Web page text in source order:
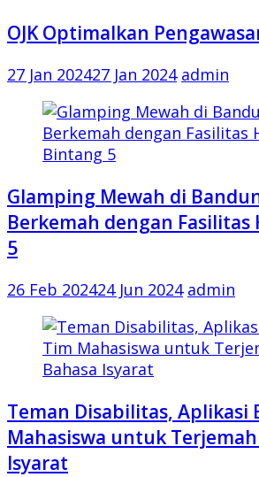
OJK Optimalkan
27 Jan 202427 Jan 2024 admin
Glamping Mewah di
Berkemah dengan
5
26 Feb 202424 Jun 2024 admin
Teman Disabilitas, Aplikasi
Mahasiswa untuk
Isyarat